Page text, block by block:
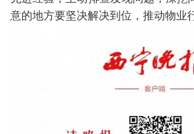
意的地方要坚决解决到位，推动物业